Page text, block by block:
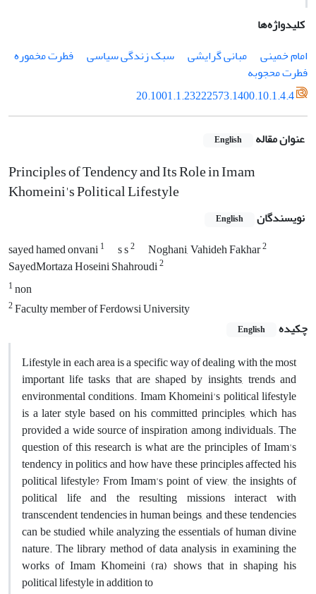
کلیدواژه‌ها
امام خمینی
مبانی گرایشی سبک زندگی سیاسی
فطرت مخموره
فطرت محجوبه
20.1001.1.23222573.1400.10.1.4.4
عنوان مقاله English
Principles of Tendency and Its Role in Imam
Khomeini's Political Lifestyle
نویسندگان English
sayed hamed onvani1 s s2 Noghani, Vahideh Fakhar2
SayedMortaza Hoseini Shahroudi2
1non
2Faculty member of Ferdowsi University
چکیده
English
Lifestyle in each area is a specific way of dealing with the most
important life tasks that are shaped by insights, trends and
environmental conditions. Imam Khomeini's political lifestyle
is a later style based on his committed principles, which has
provided a wide source of inspiration among individuals. The
question of this research is what are the principles of Imam's
tendency in politics and how have these principles affected his
political lifestyle? From Imam's point of view, the insights of
political life and the resulting missions interact with
transcendent tendencies in human beings, and these tendencies
can be studied while analyzing the essentials of human divine
nature. The library method of data analysis in examining the
works of Imam Khomeini (ra) shows that in shaping his
political lifestyle in addition to